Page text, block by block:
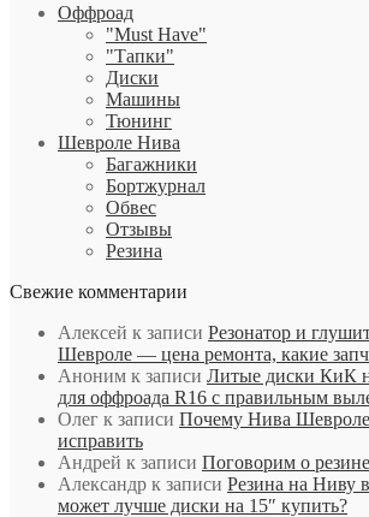
Оффроад
"Must Have"
"Тапки"
Диски
Машины
Тюнинг
Шевроле Нива
Багажники
Бортжурнал
Обвес
Отзывы
Резина
Свежие комментарии
Алексей к записи Резонатор и
Шевроле — цена ремонта, какие
Аноним к записи Литые диски КиК
для оффроада R16 с правильным
Олег к записи Почему Нива Шевроле
исправить
Андрей к записи Поговорим о
Александр к записи Резина на Ниву
может лучше диски на 15″ купить?